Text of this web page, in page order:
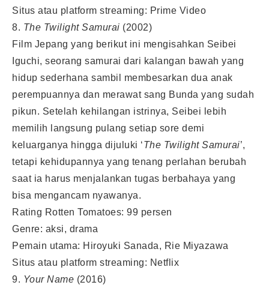
Situs atau platform streaming: Prime Video
8. The Twilight Samurai (2002)
Film Jepang yang berikut ini mengisahkan Seibei
Iguchi, seorang samurai dari kalangan bawah yang
hidup sederhana sambil membesarkan dua anak
perempuannya dan merawat sang Bunda yang sudah
pikun. Setelah kehilangan istrinya, Seibei lebih
memilih langsung pulang setiap sore demi
keluarganya hingga dijuluki ‘The Twilight Samurai’,
tetapi kehidupannya yang tenang perlahan berubah
saat ia harus menjalankan tugas berbahaya yang
bisa mengancam nyawanya.
Rating Rotten Tomatoes: 99 persen
Genre: aksi, drama
Pemain utama: Hiroyuki Sanada, Rie Miyazawa
Situs atau platform streaming: Netflix
9. Your Name (2016)